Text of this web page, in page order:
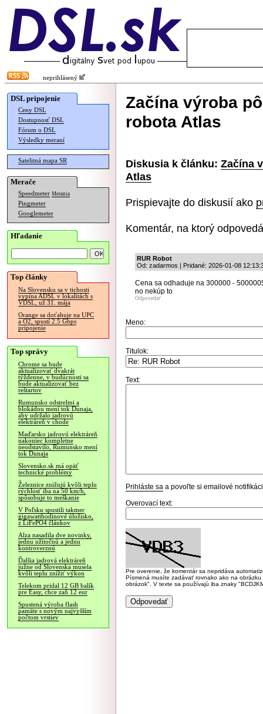
neprihlásený
DSL pripojenie
Ceny DSL
Dostupnosť DSL
Fórum o DSL
Výsledky meraní
Satelitná mapa SR
Merače
Speedmeter Merania
Pingmeter
Googlemeter
Hľadanie
Top články
Na Slovensku sa v tichosti
vypína ADSL v lokalitách s
VDSL, už 31. mája
Orange sa doťahuje na UPC
a O2, spustí 2.5 Gbps
pripojenie
Top správy
Chrome sa bude
aktualizovať dvakrát
týždenne, v budúcnosti sa
bude aktualizovať bez
reštartov
Rumunsko odstrelmi a
blokádou mení tok Dunaja,
aby udržalo jadrovú
elektráreň v chode
Maďarsko jadrovú elektráreň
nakoniec kompletne
neodstavilo, Rumunsko mení
tok Dunaja
Slovensko.sk má opäť
technické problémy
Železnice znižujú kvôli teplu
rýchlosť iba na 50 km/h,
spôsobuje to meškanie
V Poľsku spustili takmer
gigawatthodinové úložisko,
z LiFePO4 článkov
Alza nasadila dve novinky,
jednu užitočnú a jednu
kontroverznú
Ďalšia jadrová elektráreň
južne od Slovenska musela
kvôli teplu znížiť výkon
Telekom pridal 12 GB balík
pre Easy, chce zaň 12 eur
Spustená výroba flash
pamäte s novým najvyšším
počtom vrstiev
Začína výroba
robota Atlas
Diskusia k článku: Začína
Atlas
Prispievajte do diskusií ako
Komentár, na ktorý
RUR Robot
Od: zadarmos | Pridané: 2026-01-08
Cena sa odhaduje na 300000 -
no nekúp to
Odpovedať
Meno:
Titulok:
Text:
Prihláste sa a povoľte si emailové
Overovací text:
Pre overenie, že komentár sa nepridáva
Písmená musíte zadávať rovnako ako na
obrázok". V texte sa používajú iba znaky